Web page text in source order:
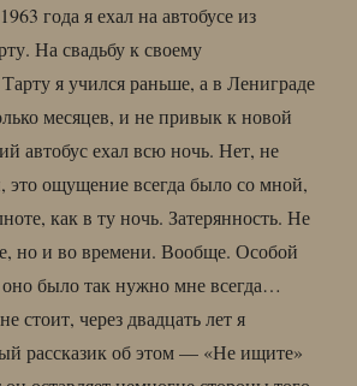
года я ехал на автобусе из
На свадьбу к своему
я учился раньше, а в Лениграде
месяцев, и не привык к новой
автобус ехал всю ночь. Нет, не
это ощущение всегда было со мной,
как в ту ночь. Затерянность. Не
но и во времени. Вообще. Особой
было так нужно мне всегда…
стоит, через двадцать лет я
рассказик об этом — «Не ищите»